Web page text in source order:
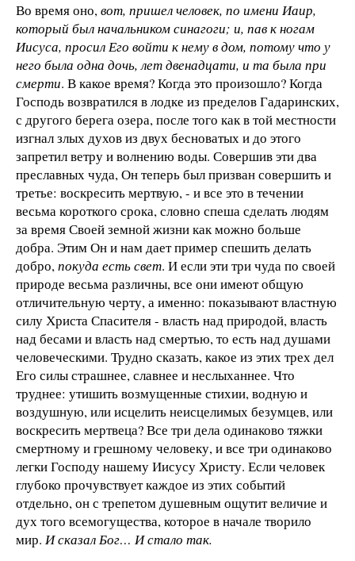
Во время оно,вот, пришел человек, по имени Иаир,
который был начальником синагоги; и, пав к ногам
Иисуса, просил Его войти к нему в дом, потому что у
него была одна дочь, лет двенадцати, и та была при
смерти. В какое время? Когда это произошло? Когда
Господь возвратился в лодке из пределов Гадаринских,
с другого берега озера, после того как в той местности
изгнал злых духов из двух бесноватых и до этого
запретил ветру и волнению воды. Совершив эти два
преславных чуда, Он теперь был призван совершить и
третье: воскресить мертвую, - и все это в течении
весьма короткого срока, словно спеша сделать людям
за время Своей земной жизни как можно больше
добра. Этим Он и нам дает пример спешить делать
добро,покуда есть свет. И если эти три чуда по своей
природе весьма различны, все они имеют общую
отличительную черту, а именно: показывают властную
силу Христа Спасителя - власть над природой, власть
над бесами и власть над смертью, то есть над душами
человеческими. Трудно сказать, какое из этих трех дел
Его силы страшнее, славнее и неслыханнее. Что
труднее: утишить возмущенные стихии, водную и
воздушную, или исцелить неисцелимых безумцев, или
воскресить мертвеца? Все три дела одинаково тяжки
смертному и грешному человеку, и все три одинаково
легки Господу нашему Иисусу Христу. Если человек
глубоко прочувствует каждое из этих событий
отдельно, он с трепетом душевным ощутит величие и
дух того всемогущества, которое в начале творило
мир. И сказал Бог… И стало так.